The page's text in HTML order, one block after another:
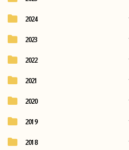
2024
2023
2022
2021
2020
2019
2018